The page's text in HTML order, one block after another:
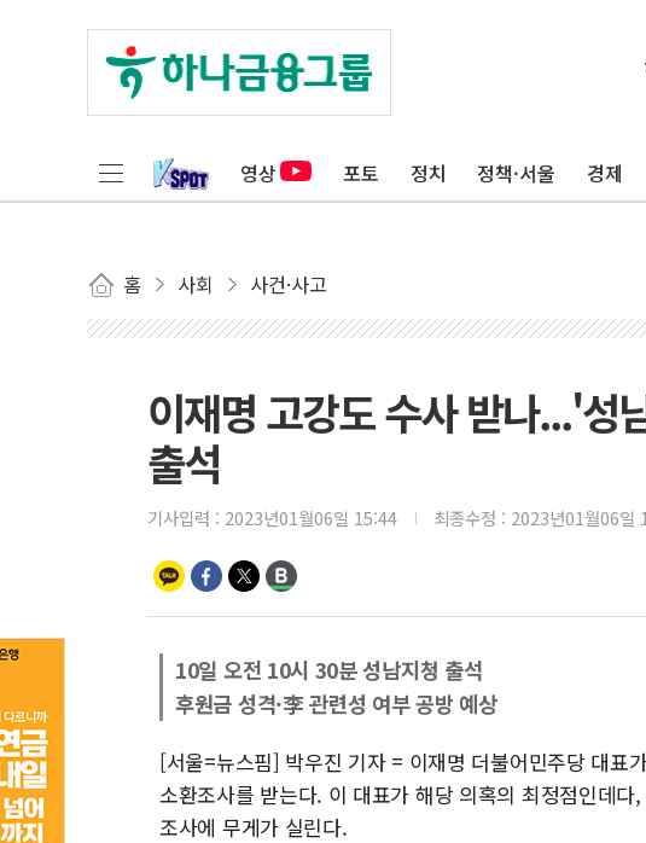
영상 포토 정치 정책·서울 경제
홈 사회 사건·사고
이재명 고강도 수사 받나...'성
출석
기사입력 : 2023년01월06일 15:44 최종수정 : 2023년01월06일
10일 오전 10시 30분 성남지청 출석
후원금 성격·李 관련성 여부 공방 예상
[서울=뉴스핌] 박우진 기자 = 이재명 더불어민주당 대표
소환조사를 받는다. 이 대표가 해당 의혹의 최정점인데
조사에 무게가 실린다.